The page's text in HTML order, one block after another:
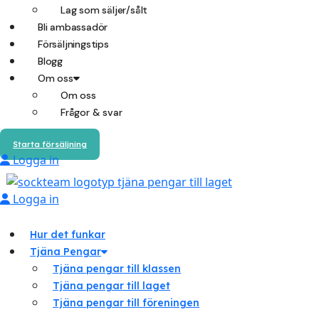
Lag som säljer/sålt
Bli ambassadör
Försäljningstips
Blogg
Om oss
Om oss
Frågor & svar
Starta försäljning
Logga in
Logga in
Hur det funkar
Tjäna Pengar
Tjäna pengar till klassen
Tjäna pengar till laget
Tjäna pengar till föreningen